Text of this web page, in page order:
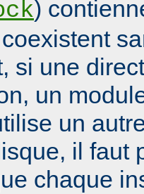
)
si une
un
un
il faut
chaque